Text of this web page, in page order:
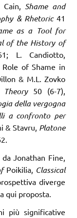
Cain, Shame and
& Rhetoric41
as a Tool for
of the History of
L. Candiotto,
of Shame in
& M.L. Zovko
Theory 50 (6-7),
della vergogna
a confronto per
& Stavru, Platone
Jonathan Fine,
Poikilia, Classical
diverge
qui proposta.
più significative